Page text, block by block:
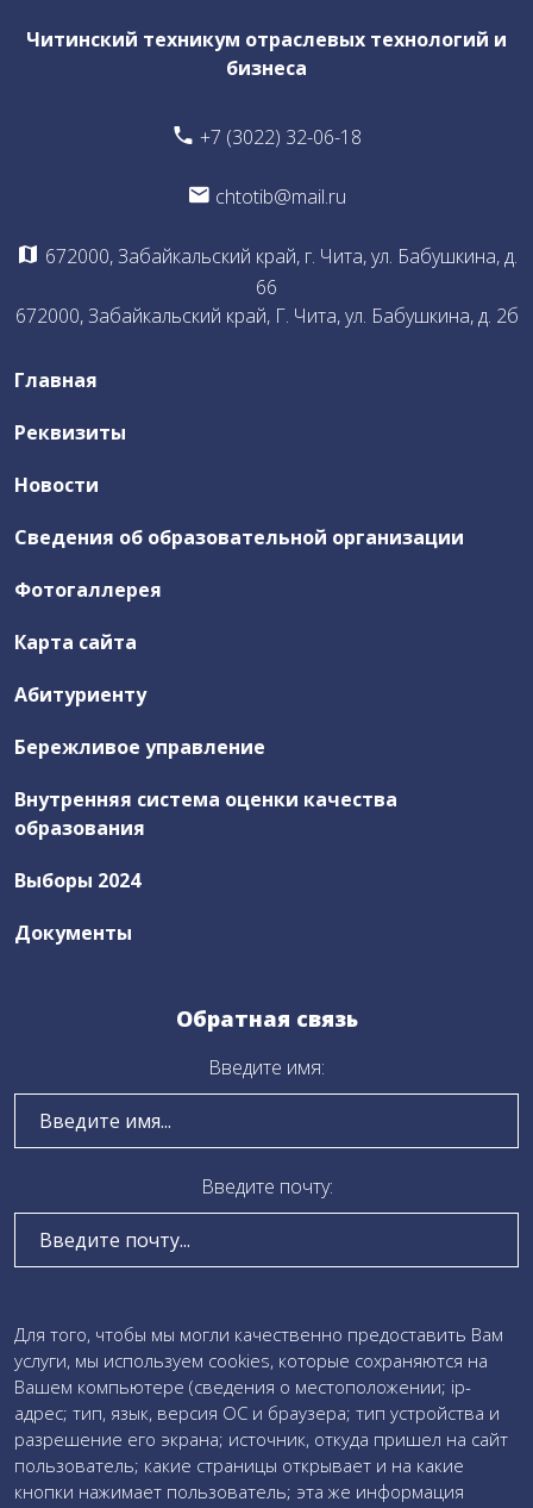
Читинский техникум отраслевых технологий и
бизнеса
+7 (3022) 32-06-18
chtotib@mail.ru
672000, Забайкальский край, г. Чита, ул. Бабушкина, д.
66
672000, Забайкальский край, Г. Чита, ул. Бабушкина, д. 2б
Главная
Реквизиты
Новости
Сведения об образовательной организации
Фотогаллерея
Карта сайта
Абитуриенту
Бережливое управление
Внутренняя система оценки качества
образования
Выборы 2024
Документы
Обратная связь
Введите имя:
Введите почту:
Даю своесогласие на обработку персональных данных
и соглашаюсь cполитикой обработки персональных
данных
Для того, чтобы мы могли качественно предоставить Вам
услуги, мы используем cookies, которые сохраняются на
Вашем компьютере (сведения о местоположении; ip-
адрес; тип, язык, версия ОС и браузера; тип устройства и
разрешение его экрана; источник, откуда пришел на сайт
пользователь; какие страницы открывает и на какие
кнопки нажимает пользователь; эта же информация